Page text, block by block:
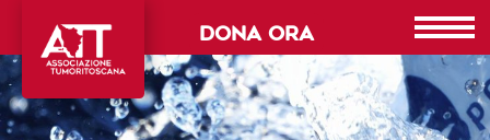
DONA ORA